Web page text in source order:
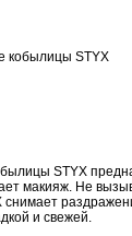
кобылицы STYX
STYX
макияж. Не
и свежей.